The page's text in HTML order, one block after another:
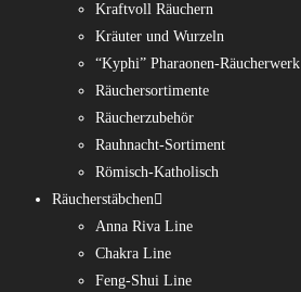
Kraftvoll Räuchern
Kräuter und Wurzeln
“Kyphi” Pharaonen-Räucherwerk
Räuchersortimente
Räucherzubehör
Rauhnacht-Sortiment
Römisch-Katholisch
Räucherstäbchen
Anna Riva Line
Chakra Line
Feng-Shui Line